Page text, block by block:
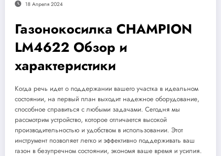
18 Апреля 2024
Газонокосилка CHAMPION
LM4622 Обзор и
характеристики
Когда речь идет о поддержании вашего участка в идеальном
состоянии, на первый план выходит надежное оборудование,
способное справиться с любыми задачами. Сегодня мы
рассмотрим устройство, которое отличается высокой
производительностью и удобством в использовании. Этот
инструмент позволяет легко и эффективно поддерживать ваш
газон в безупречном состоянии, экономя ваше время и усилия.